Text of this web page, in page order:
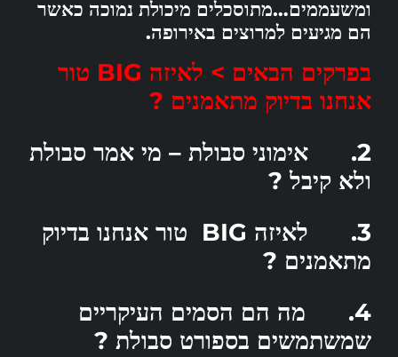
ומשעממים…מתוסכלים מיכולת נמוכה כאשר
הם מגיעים למרוצים באירופה.
בפרקים הבאים > לאיזה BIG טור
אנחנו בדיוק מתאמנים ?
2. אימוני סבולת – מי אמר סבולת
ולא קיבל ?
3.
לאיזה
BIG טור אנחנו בדיוק
מתאמנים ?
4. מה הם הסמים העיקריים
שמשתמשים בספורט סבולת ?